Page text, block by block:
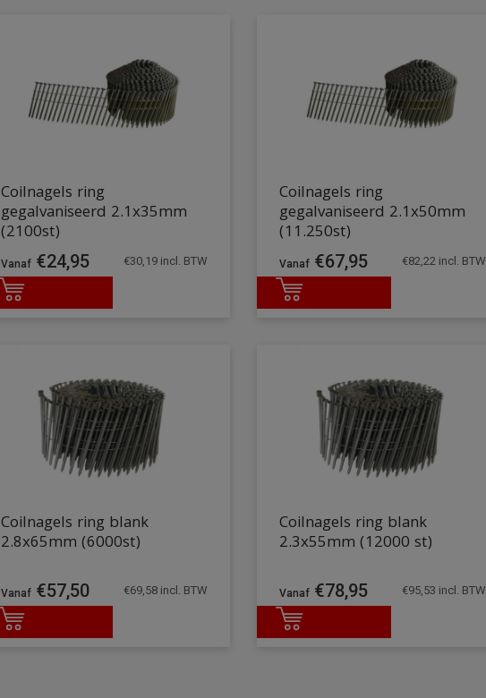
Coilnagels ring
gegalvaniseerd 2.1x35mm
(2100st)
€24,95 €30,19incl. BTW
Coilnagels ring
gegalvaniseerd 2.1x50mm
(11.250st)
€67,95 €82,22incl. BTW
Coilnagels ring blank
2.8x65mm (6000st)
€57,50 €69,58incl. BTW
Coilnagels ring blank
2.3x55mm (12000 st)
€78,95 €95,53 incl. BTW